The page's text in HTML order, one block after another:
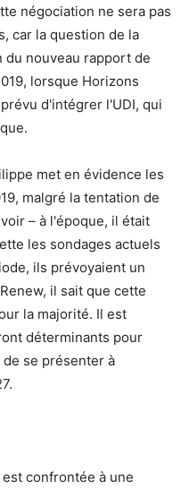
négociation ne sera pas
car la question de la
nouveau rapport de
lorsque Horizons
d'intégrer l'UDI, qui
met en évidence les
malgré la tentation de
– à l'époque, il était
les sondages actuels
ils prévoyaient un
il sait que cette
la majorité. Il est
déterminants pour
se présenter à
confrontée à une